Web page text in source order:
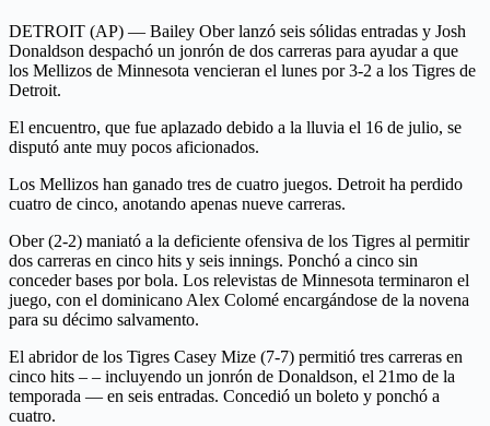
DETROIT (AP) — Bailey Ober lanzó seis sólidas entradas y Josh
Donaldson despachó un jonrón de dos carreras para ayudar a que
los Mellizos de Minnesota vencieran el lunes por 3-2 a los Tigres de
Detroit.
El encuentro, que fue aplazado debido a la lluvia el 16 de julio, se
disputó ante muy pocos aficionados.
Los Mellizos han ganado tres de cuatro juegos. Detroit ha perdido
cuatro de cinco, anotando apenas nueve carreras.
Ober (2-2) maniató a la deficiente ofensiva de los Tigres al permitir
dos carreras en cinco hits y seis innings. Ponchó a cinco sin
conceder bases por bola. Los relevistas de Minnesota terminaron el
juego, con el dominicano Alex Colomé encargándose de la novena
para su décimo salvamento.
El abridor de los Tigres Casey Mize (7-7) permitió tres carreras en
cinco hits – – incluyendo un jonrón de Donaldson, el 21mo de la
temporada — en seis entradas. Concedió un boleto y ponchó a
cuatro.